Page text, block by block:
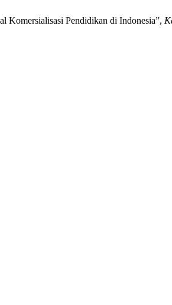
Komersialisasi Pendidikan di Indonesia”,